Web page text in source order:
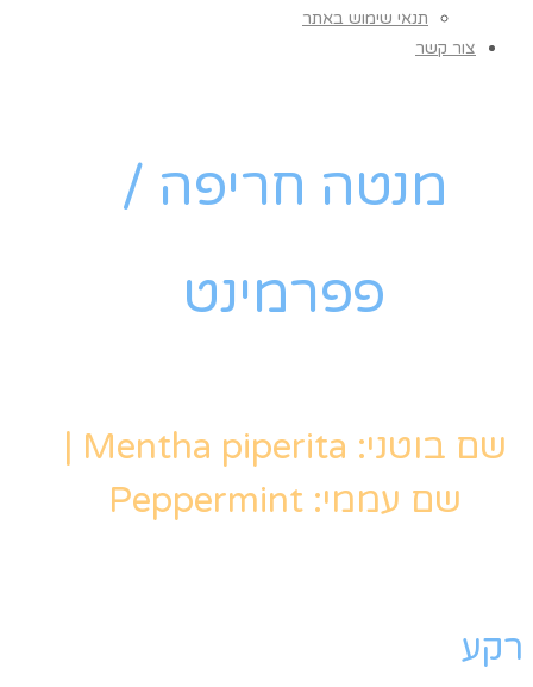
תנאי שימוש באתר
צור קשר
מנטה חריפה /
פפרמינט
שם בוטני: Mentha piperita |
שם עממי: Peppermint
רקע